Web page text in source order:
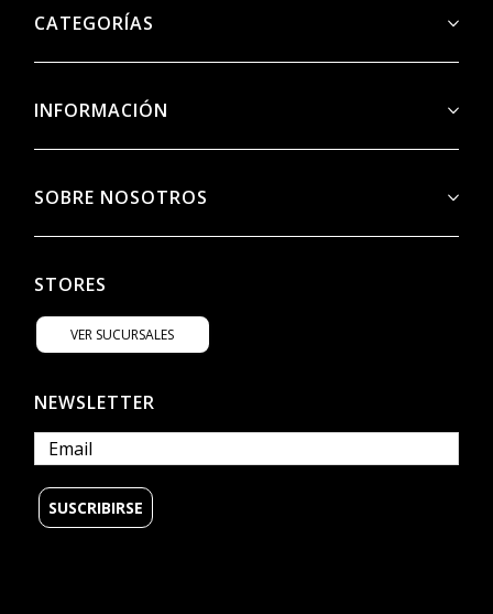
CATEGORÍAS
INFORMACIÓN
SOBRE NOSOTROS
STORES
VER SUCURSALES
NEWSLETTER